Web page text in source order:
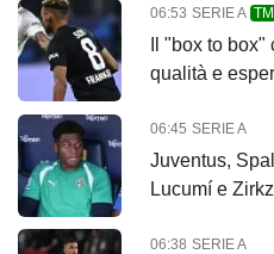
06:53 SERIE A
Il "box to
qualità e
06:45 SERIE A
Juventus,
Lucumí e
06:38 SERIE A